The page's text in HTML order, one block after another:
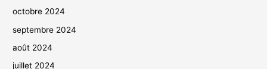
octobre 2024
septembre 2024
août 2024
juillet 2024